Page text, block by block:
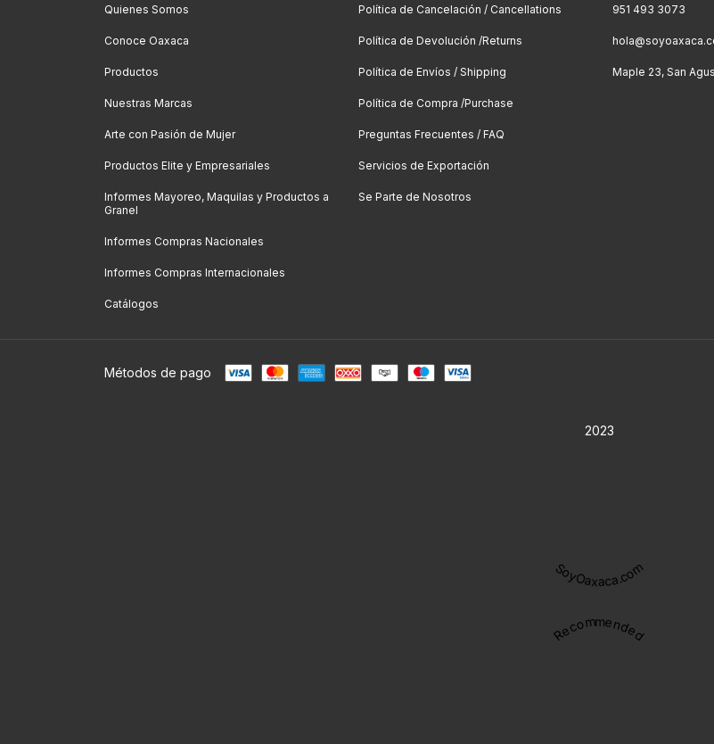
Quienes Somos
Conoce Oaxaca
Productos
Nuestras Marcas
Arte con Pasión de Mujer
Productos Elite y Empresariales
Informes Mayoreo, Maquilas y Productos a
Granel
Informes Compras Nacionales
Informes Compras Internacionales
Catálogos
Política de Cancelación / Cancellations
Política de Devolución /Returns
Política de Envíos / Shipping
Política de Compra /Purchase
Preguntas Frecuentes / FAQ
Servicios de Exportación
Se Parte de Nosotros
951 493 3073
Maple 23, San
Métodos de pago
2023
SoyOaxaca.com
Recommended